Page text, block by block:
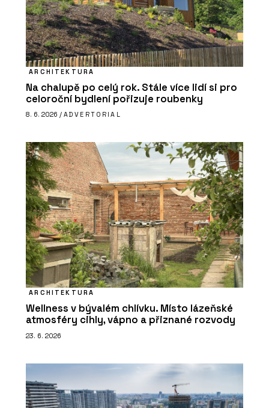
ARCHITEKTURA
Na chalupě po celý rok. Stále více lidí si pro
celoroční bydlení pořizuje roubenky
8. 6. 2026 / ADVERTORIAL
ARCHITEKTURA
Wellness v bývalém chlívku. Místo lázeňské
atmosféry cihly, vápno a přiznané rozvody
23. 6. 2026